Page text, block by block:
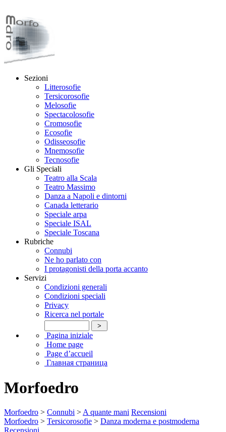
Sezioni
Litterosofie
Tersicorosofie
Melosofie
Spectacolosofie
Cromosofie
Ecosofie
Odisseosofie
Mnemosofie
Tecnosofie
Gli Speciali
Teatro alla Scala
Teatro Massimo
Danza a Napoli e dintorni
Canada letterario
Speciale arpa
Speciale ISAL
Speciale Toscana
Rubriche
Connubi
Ne ho parlato con
I protagonisti della porta accanto
Servizi
Condizioni generali
Condizioni speciali
Privacy
Ricerca nel portale
Pagina iniziale
Home page
Page d’accueil
Главная страница
Morfoedro
Morfoedro > Connubi > A quante mani Recensioni
Morfoedro > Tersicorosofie > Danza moderna e postmoderna
Recensioni